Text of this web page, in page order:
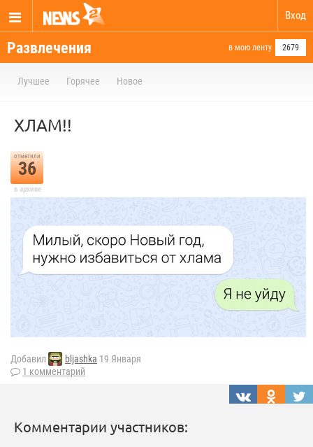
Вход
Развлечения в мою ленту 2679
Лучшее Горячее Новое
ХЛАМ!!
отметили
36
в архиве
Добавил bljashka 19 Января
1 комментарий
Комментарии участников: